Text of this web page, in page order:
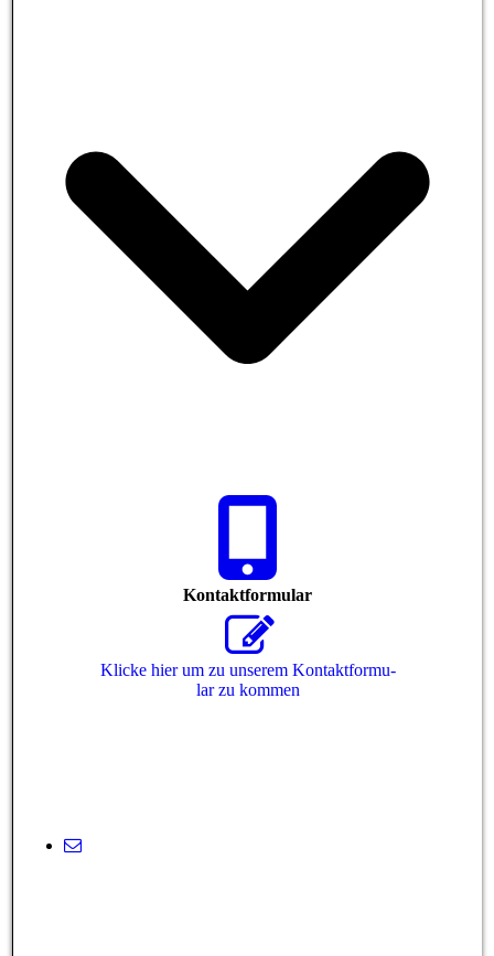
Kontaktformular
Klicke hier um zu unserem Kon­takt­for­mu­
lar zu kommen